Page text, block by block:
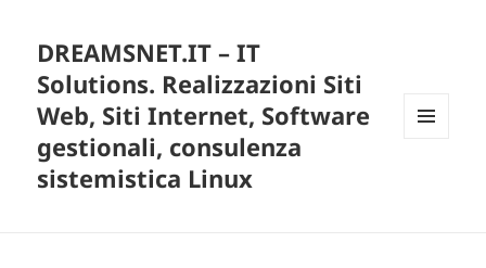
DREAMSNET.IT – IT
Solutions. Realizzazioni Siti
Web, Siti Internet, Software
gestionali, consulenza
sistemistica Linux